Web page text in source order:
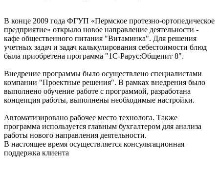
В конце 2009 года ФГУП «Пермское протезно-ортопедическое
предприятие» открыло новое направление деятельности -
кафе общественного питания "Витаминка". Для решения
учетных задач и задач калькулирования себестоимости блюд
была приобретена программа "1С-Рарус:Общепит 8".
Внедрение программы было осуществлено специалистами
компании "Проектные решения". В рамках внедрения было
выполнено обучение работе с программой, разработана
концепция работы, выполнены необходимые настройки.
Автоматизировано рабочее место технолога. Также
программа используется главным бухгалтером для анализа
работы нового направления деятельности.
В настоящее время осуществляется консультационная
поддержка клиента